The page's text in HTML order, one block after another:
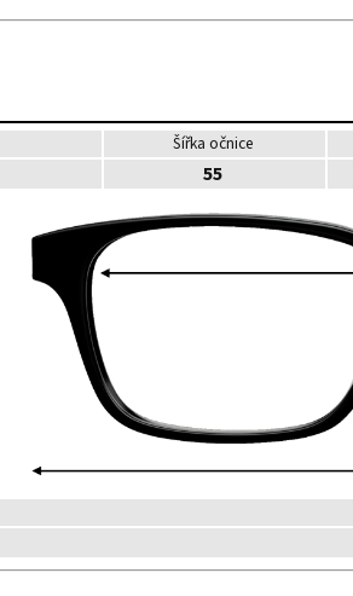
Šířka očnice
55